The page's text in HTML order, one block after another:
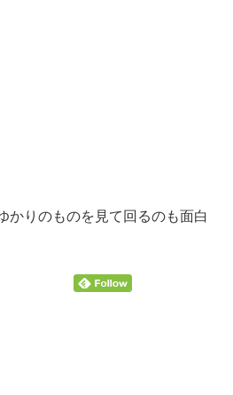
かりのものを見て回るのも面白